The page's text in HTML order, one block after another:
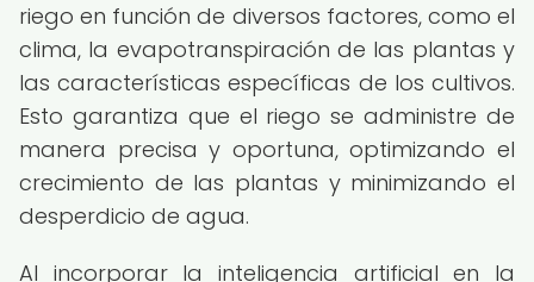
riego en función de diversos factores, como el
clima, la evapotranspiración de las plantas y
las características específicas de los cultivos.
Esto garantiza que el riego se administre de
manera precisa y oportuna, optimizando el
crecimiento de las plantas y minimizando el
desperdicio de agua.
Al incorporar la inteligencia artificial en la